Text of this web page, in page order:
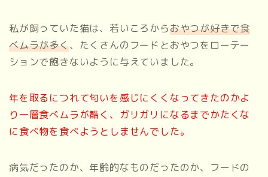
私が飼っていた猫は、若いころからおやつが好きで食
べムラが多く、たくさんのフードとおやつをローテー
ションで飽きないように与えていました。
年を取るにつれて匂いを感じにくくなってきたのかよ
り一層食べムラが酷く、ガリガリになるまでかたくな
に食べ物を食べようとしませんでした。
病気だったのか、年齢的なものだったのか、フードの